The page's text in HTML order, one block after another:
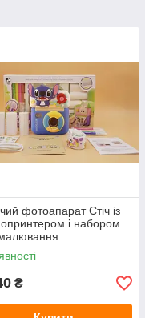
фотоапарат Стіч із
і набором
₴